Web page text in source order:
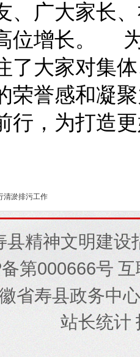
、广大家长
位增长。
了大家对集
荣誉感和凝
行，为打造
清淤排污工作
县精神文明建
备第000666号
省寿县政务中心
站长统计